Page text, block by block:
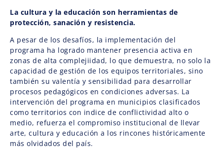
La cultura y la educación son herramientas de
protección, sanación y resistencia.
A pesar de los desafíos, la implementación del
programa ha logrado mantener presencia activa en
zonas de alta complejiidad, lo que demuestra, no solo la
capacidad de gestión de los equipos territoriales, sino
también su valentía y sensibilidad para desarrollar
procesos pedagógicos en condiciones adversas. La
intervención del programa en municipios clasificados
como territorios con indice de conflictividad alto o
medio, refuerza el compromiso institucional de llevar
arte, cultura y educación a los rincones históricamente
más olvidados del país.